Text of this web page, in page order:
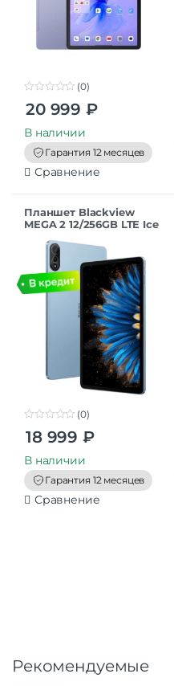
o
t
o
f
5
(0)
20 999 ₽
В наличии
Гарантия 12 месяцев
Сравнение
Планшет Blackview
MEGA 2 12/256GB LTE Ice
t
o
f
5
(0)
18 999 ₽
В наличии
Гарантия 12 месяцев
Сравнение
Рекомендуемые